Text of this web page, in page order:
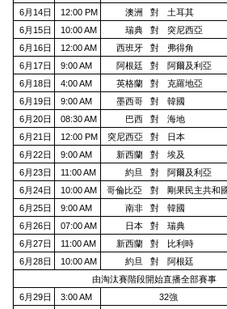
6月14日
12:00 PM 澳洲 對 土耳其
6月15日
10:00 AM 瑞典 對 突尼西亞
6月16日
12:00 AM 西班牙 對 弗得角
6月17日
9:00 AM 阿根廷 對 阿爾及利亞
6月18日
4:00 AM 英格蘭 對 克羅地亞
6月19日
9:00 AM 墨西哥 對 韓國
6月20日
08:30 AM 巴西 對 海地
6月21日
12:00 PM 突尼西亞 對 日本
6月22日
9:00 AM 新西蘭 對 埃及
6月23日
11:00 AM 約旦 對 阿爾及利亞
6月24日
10:00 AM 哥倫比亞 對 剛果民主共和
6月25日
9:00 AM 南非 對 韓國
6月26日
07:00 AM 日本 對 瑞典
6月27日
11:00 AM 新西蘭 對 比利時
6月28日
10:00 AM 約旦 對 阿根廷
由淘汰賽階段開始直播全部賽事
6月29日
3:00 AM 32強